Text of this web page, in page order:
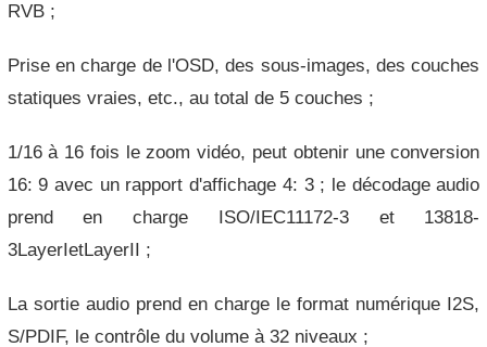
RVB ;
Prise en charge de l'OSD, des sous-images, des couches
statiques vraies, etc., au total de 5 couches ;
1/16 à 16 fois le zoom vidéo, peut obtenir une conversion
16: 9 avec un rapport d'affichage 4: 3 ; le décodage audio
prend en charge ISO/IEC11172-3 et 13818-
3LayerIetLayerII ;
La sortie audio prend en charge le format numérique I2S,
S/PDIF, le contrôle du volume à 32 niveaux ;